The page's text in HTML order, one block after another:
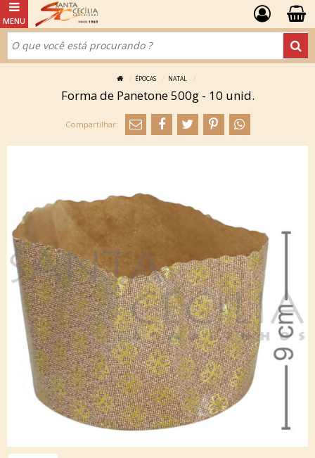
ÉPOCAS NATAL
Forma de Panetone 500g - 10 unid.